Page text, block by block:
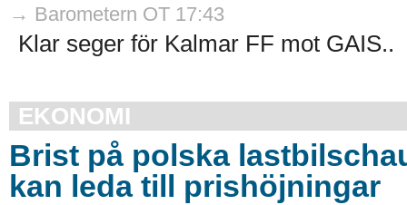
→ Barometern OT 17:43
Klar seger för Kalmar FF mot GAIS..
EKONOMI
Brist på polska
kan leda till prishöjningar